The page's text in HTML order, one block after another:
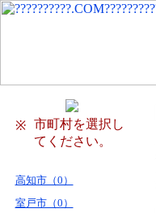
※
市町村を選択し
てください。
高知市（0）
室戸市（0）